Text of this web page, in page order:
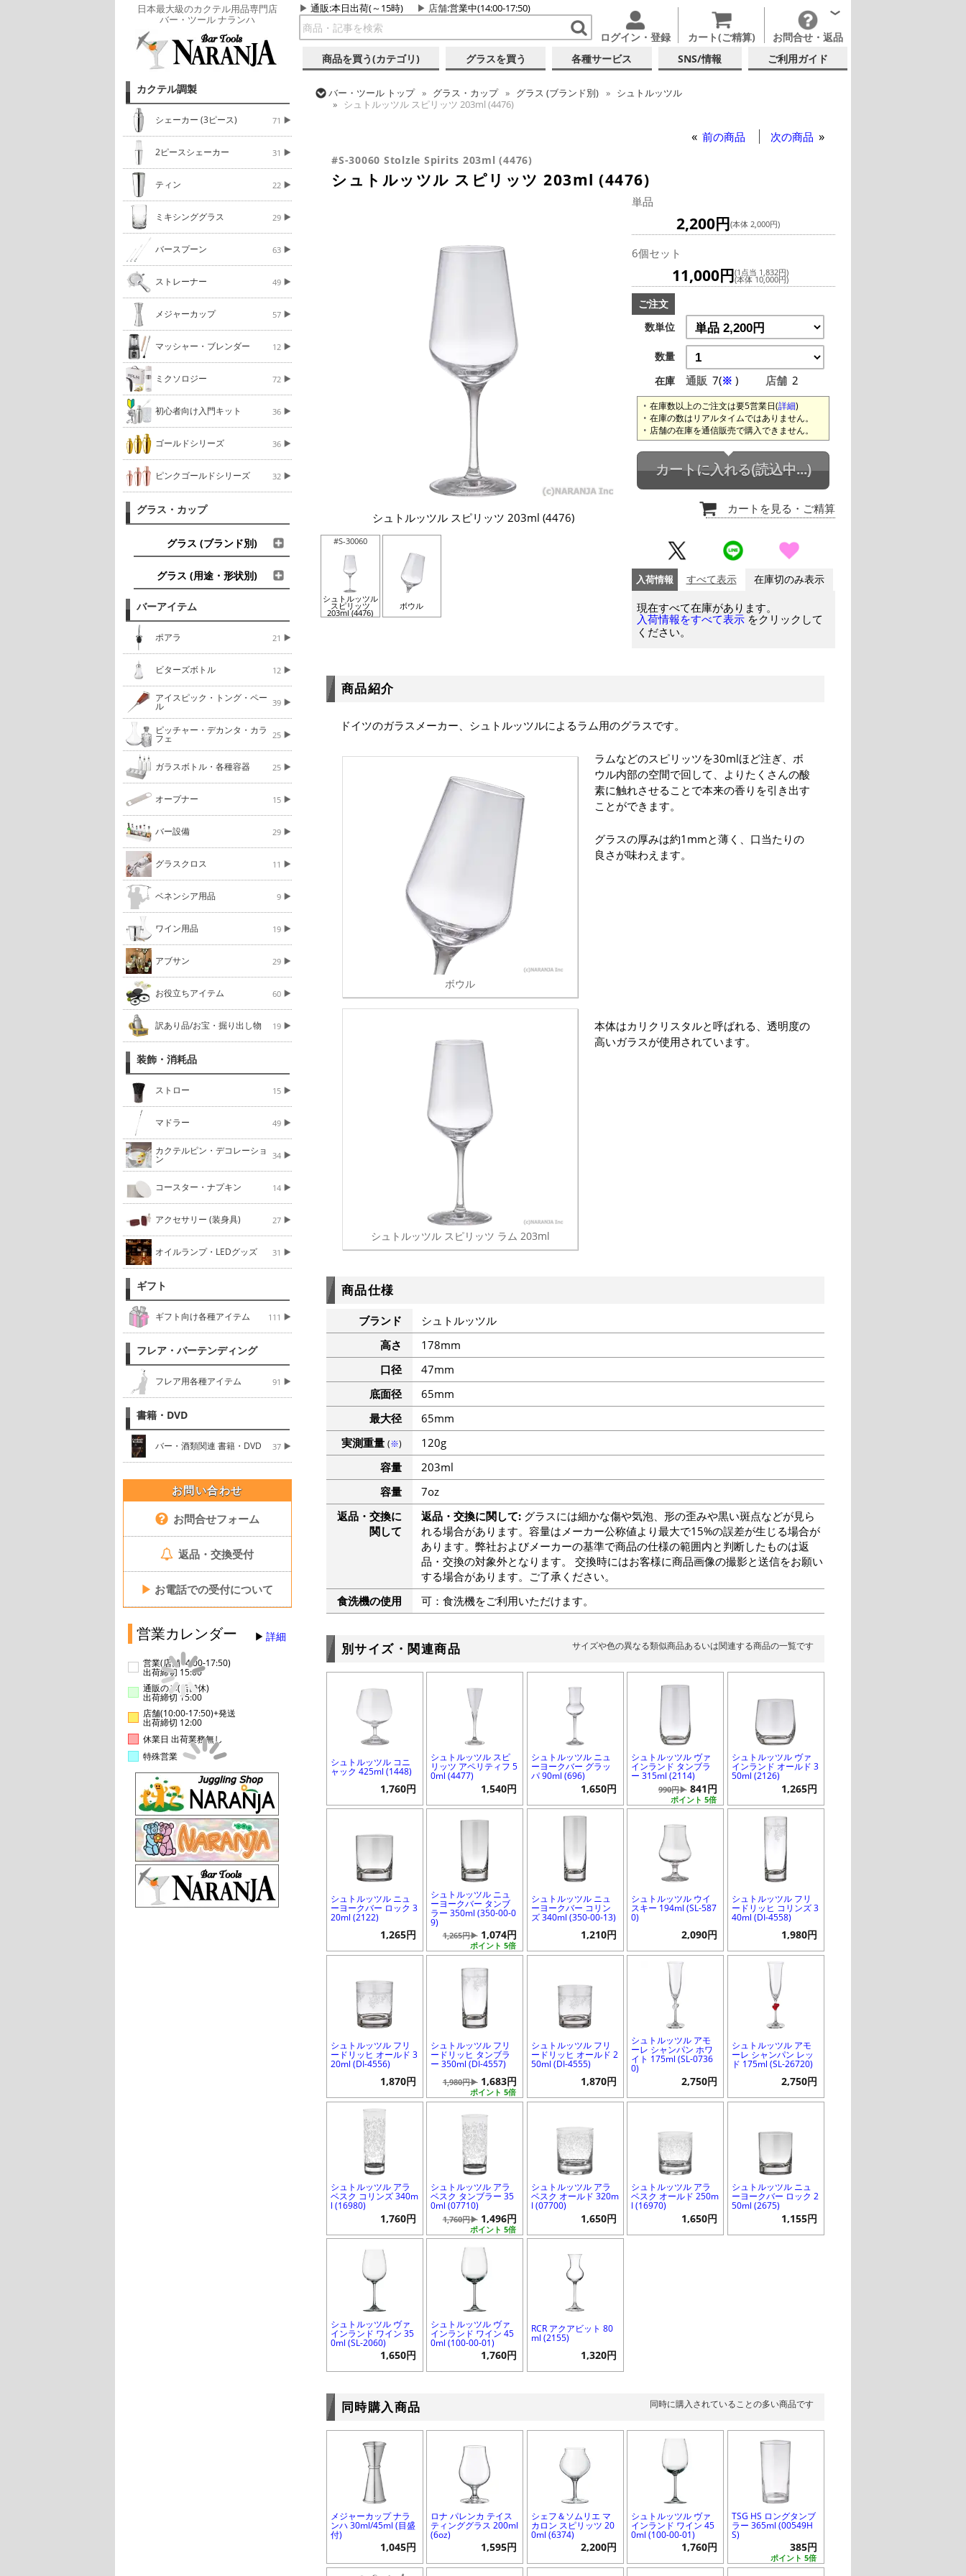
日本最大級のカクテル用品専門店
バー・ツール ナランハ
通販:本日出荷(～15時) 店舗:営業中(14:00-17:50)
ログイン・登録 カート(ご精算) お問合せ・返品
商品を買う(カテゴリ) グラスを買う 各種サービス SNS/情報 ご利用ガイド
カクテル調製
シェーカー (3ピース) 71
2ピースシェーカー 31
ティン 22
ミキシンググラス 29
バースプーン 63
ストレーナー 49
メジャーカップ 57
マッシャー・ブレンダー 12
ミクソロジー 72
初心者向け入門キット 36
ゴールドシリーズ 36
ピンクゴールドシリーズ 32
グラス・カップ
グラス (ブランド別)
グラス (用途・形状別)
バーアイテム
ポアラ 21
ビターズボトル 12
アイスピック・トング・ペー
ル 39
ピッチャー・デカンタ・カラ
フェ 25
ガラスボトル・各種容器 25
オープナー 15
バー設備 29
グラスクロス 11
ベネンシア用品 9
ワイン用品 19
アブサン 29
お役立ちアイテム 60
訳あり品/お宝・掘り出し物 19
装飾・消耗品
ストロー 15
マドラー 49
カクテルピン・デコレーショ
ン 34
コースター・ナプキン 14
アクセサリー (装身具) 27
オイルランプ・LEDグッズ 31
ギフト
ギフト向け各種アイテム 111
フレア・バーテンディング
フレア用各種アイテム 91
書籍・DVD
バー・酒類関連 書籍・DVD 37
お問い合わせ
お問合せフォーム
返品・交換受付
▶ お電話での受付について
営業カレンダー 詳細
営業(店舗14:00-17:50)
出荷締切 15:00
通販のみ(店舗休)
出荷締切 15:00
店舗(10:00-17:50)+発送
出荷締切 12:00
休業日 出荷業務無し
特殊営業
バー・ツール トップ グラス・カップ グラス (ブランド別)
シュトルッツル
シュトルッツル スピリッツ 203ml (4476)
前の商品 次の商品
#S-30060 Stolzle Spirits 203ml (4476)
シュトルッツル スピリッツ 203ml (4476)
シュトルッツル スピリッツ 203ml (4476)
#S-30060
シュトルッツル
スピリッツ
203ml (4476)
ボウル
単品
2,200円(本体 2,000円)
6個セット
11,000円(1点当 1,832円)
(本体 10,000円)
ご注文
数単位
数量
在庫
通販 7(※ ) 店舗 2
在庫数以上のご注文は要5営業日(詳細)
在庫の数はリアルタイムではありません。
店舗の在庫を通信販売で購入できません。
カートに入れる(読込中...)
カートを見る ・ご精算
入荷情報 すべて表示 在庫切のみ表示
現在すべて在庫があります。
入荷情報をすべて表示 をクリックして
ください。
商品紹介
ドイツのガラスメーカー、シュトルッツルによるラム用のグラスです。
ボウル
ラムなどのスピリッツを30mlほど注ぎ、ボ
ウル内部の空間で回して、よりたくさんの酸
素に触れさせることで本来の香りを引き出す
ことができます。
グラスの厚みは約1mmと薄く、口当たりの
良さが味わえます。
シュトルッツル スピリッツ ラム 203ml
本体はカリクリスタルと呼ばれる、透明度の
高いガラスが使用されています。
商品仕様
ブランド
シュトルッツル
高さ
178mm
口径
47mm
底面径
65mm
最大径
65mm
実測重量 (※)
120g
容量
203ml
容量
7oz
返品・交換に
関して
返品・交換に関して:グラスには細かな傷や気泡、形の歪みや黒い斑点などが見ら
れる場合があります。容量はメーカー公称値より最大で15%の誤差が生じる場合が
あります。弊社およびメーカーの基準で商品の仕様の範囲内と判断したものは返
品・交換の対象外となります。 交換時にはお客様に商品画像の撮影と送信をお願い
する場合があります。ご了承ください。
食洗機の使用
可：食洗機をご利用いただけます。
別サイズ・関連商品 サイズや色の異なる類似商品あるいは関連する商品の一覧です
シュトルッツル コニ
ャック 425ml (1448)
1,760円
シュトルッツル スピ
リッツ アペリティフ 5
0ml (4477)
1,540円
シュトルッツル ニュ
ーヨークバー グラッ
パ 90ml (696)
1,650円
シュトルッツル ヴァ
インランド タンブラ
ー 315ml (2114)
ポイント 5倍
990円▶ 841円
シュトルッツル ヴァ
インランド オールド 3
50ml (2126)
1,265円
シュトルッツル ニュ
ーヨークバー ロック 3
20ml (2122)
1,265円
シュトルッツル ニュ
ーヨークバー タンブ
ラー 350ml (350-00-0
9)
ポイント 5倍
1,265円▶ 1,074円
シュトルッツル ニュ
ーヨークバー コリン
ズ 340ml (350-00-13)
1,210円
シュトルッツル ウイ
スキー 194ml (SL-587
0)
2,090円
シュトルッツル フリ
ードリッヒ コリンズ 3
40ml (DI-4558)
1,980円
シュトルッツル フリ
ードリッヒ オールド 3
20ml (DI-4556)
1,870円
シュトルッツル フリ
ードリッヒ タンブラ
ー 350ml (DI-4557)
ポイント 5倍
1,980円▶ 1,683円
シュトルッツル フリ
ードリッヒ オールド 2
50ml (DI-4555)
1,870円
シュトルッツル アモ
ーレ シャンパン ホワ
イト 175ml (SL-0736
0)
2,750円
シュトルッツル アモ
ーレ シャンパン レッ
ド 175ml (SL-26720)
2,750円
シュトルッツル アラ
ベスク コリンズ 340m
l (16980)
1,760円
シュトルッツル アラ
ベスク タンブラー 35
0ml (07710)
ポイント 5倍
1,760円▶ 1,496円
シュトルッツル アラ
ベスク オールド 320m
l (07700)
1,650円
シュトルッツル アラ
ベスク オールド 250m
l (16970)
1,650円
シュトルッツル ニュ
ーヨークバー ロック 2
50ml (2675)
1,155円
シュトルッツル ヴァ
インランド ワイン 35
0ml (SL-2060)
1,650円
シュトルッツル ヴァ
インランド ワイン 45
0ml (100-00-01)
1,760円
RCR アクアビット 80
ml (2155)
1,320円
同時購入商品 同時に購入されていることの多い商品です
メジャーカップ ナラ
ンハ 30ml/45ml (目盛
付)
1,045円
ロナ パレンカ テイス
ティンググラス 200ml
(6oz)
1,595円
シェフ＆ソムリエ マ
カロン スピリッツ 20
0ml (6374)
2,200円
シュトルッツル ヴァ
インランド ワイン 45
0ml (100-00-01)
1,760円
TSG HS ロングタンブ
ラー 365ml (00549H
S)
ポイント 5倍
385円